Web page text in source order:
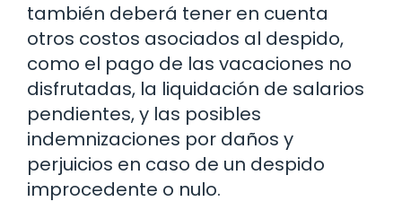
también deberá tener en cuenta
otros costos asociados al despido,
como el pago de las vacaciones no
disfrutadas, la liquidación de salarios
pendientes, y las posibles
indemnizaciones por daños y
perjuicios en caso de un despido
improcedente o nulo.